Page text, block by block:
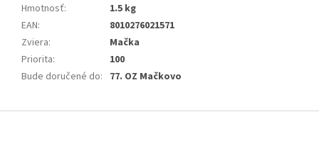
Hmotnosť:
1.5 kg
EAN:
8010276021571
Zviera:
Mačka
Priorita:
100
Bude doručené do: 77. OZ Mačkovo